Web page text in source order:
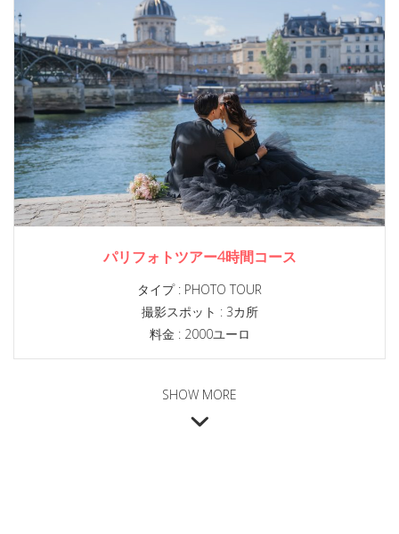
パリフォトツアー4時間コース
タイプ : PHOTO TOUR
撮影スポット : 3カ所
料金 : 2000ユーロ
SHOW MORE